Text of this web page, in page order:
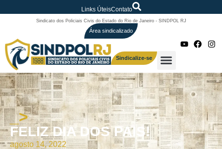
Links ÚteisContato
Sindicato dos Policiais Civis do Estado do Rio de Janeiro - SINDPOL RJ
Área sindicalizado
Sindicalize-se
_>
FELIZ DIA DOS PAIS!
agosto 14, 2022